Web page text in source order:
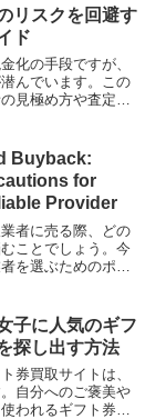
。
リスクを回避す
ド
化の手段ですが、
んでいます。この
見極め方や査定金
心して取引を行い
Buyback:
for
Provider
者に売る際、どの
ことでしょう。今
を選ぶためのポイ
ためには、評判や
格を調べることが
子に人気のギフ
探し出す方法
券買取サイトは、
自分へのご褒美や
われるギフト券を